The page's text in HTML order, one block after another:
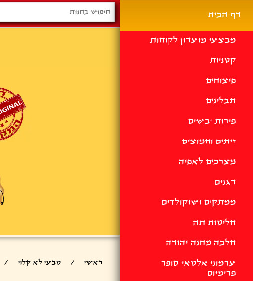
דף הבית
מבצעי מועדון לקוחות
קטניות
פיצוחים
תבלינים
פירות יבשים
זיתים וחמוצים
מצרכים לאפיה
דגנים
ממתקים ושוקולדים
חליטות תה
חלבה מחנה יהודה
ערמוני אלטאי סופר
פרימיום
ראשי / טבעי לא קלוי /